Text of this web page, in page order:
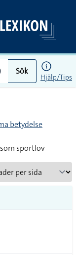
Sök
Hjälp/Tips
betydelse
sportlov